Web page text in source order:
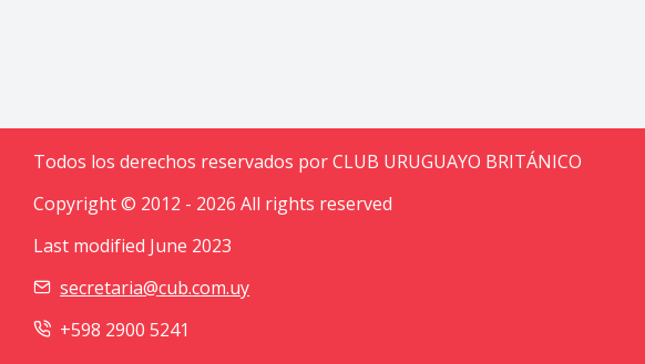
Todos los derechos reservados por CLUB URUGUAYO BRITÁNICO
Copyright © 2012 - 2026 All rights reserved
Last modified June 2023
secretaria@cub.com.uy
+598 2900 5241